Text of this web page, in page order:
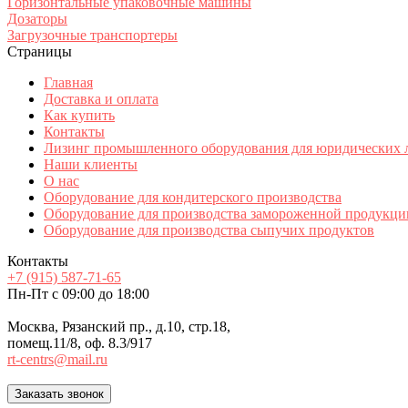
Дозаторы
Загрузочные транспортеры
Страницы
Главная
Доставка и оплата
Как купить
Контакты
Лизинг промышленного оборудования для юридических
Наши клиенты
О нас
Оборудование для кондитерского производства
Оборудование для производства замороженной
Оборудование для производства сыпучих продуктов
Контакты
+7 (915) 587-71-65
Пн-Пт с 09:00 до 18:00
Москва, Рязанский пр., д.10, стр.18,
помещ.11/8, оф. 8.3/917
rt-centrs@mail.ru
Заказать звонок